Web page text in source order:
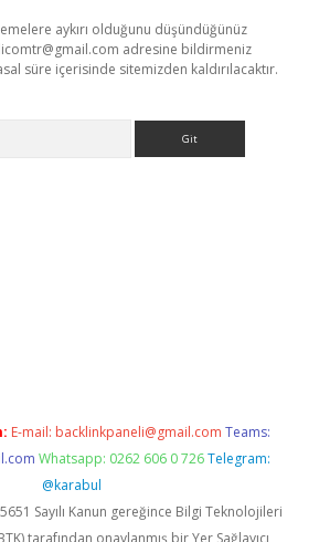
aykırı olduğunu düşündüğünüz
adresine bildirmeniz
süre içerisinde sitemizden kaldırılacaktır.
E-mail: backlinkpaneli@gmail.com Teams:
Whatsapp: 0262 606 0 726 Telegram:
@karabul
Sayılı Kanun gereğince Bilgi Teknolojileri
tarafından onaylanmış bir Yer Sağlayıcı